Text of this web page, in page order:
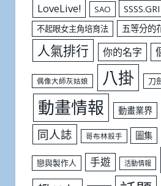
LoveLive! SAO
不起眼女主角培育法 五等分的
人氣排行 你的名字
偶像大師灰姑娘 八掛 刀
動畫情報 動畫業界
同人誌 哥布林殺手 圖集
戀與製作人 手遊 活動情報